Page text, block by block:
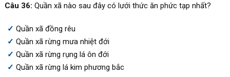
Câu 36: Quần xã nào sau đây có lưới thức ăn phức tạp nhất?
Quần xã đồng rêu
Quần xã rừng mưa nhiệt đới
Quần xã rừng rụng lá ôn đới
Quần xã rừng lá kim phương bắc